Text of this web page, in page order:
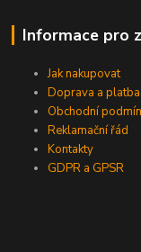
Informace pro
Jak nakupovat
Doprava a platba
Obchodní
Reklamační řád
Kontakty
GDPR a GPSR